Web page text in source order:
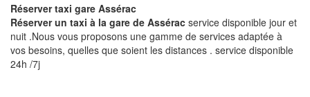
Réserver taxi gare Assérac
Réserver un taxi à la gare de Assérac service disponible jour et
nuit .Nous vous proposons une gamme de services adaptée à
vos besoins, quelles que soient les distances . service disponible
24h /7j